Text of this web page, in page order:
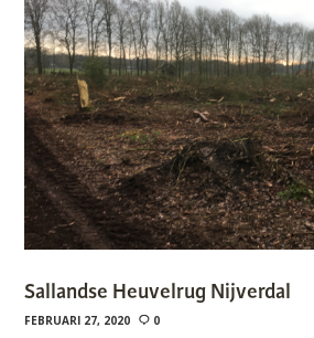
Sallandse Heuvelrug Nijverdal
FEBRUARI 27, 2020 0